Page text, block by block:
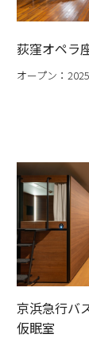
荻窪オペラ
オープン：
京浜急行バ
仮眠室